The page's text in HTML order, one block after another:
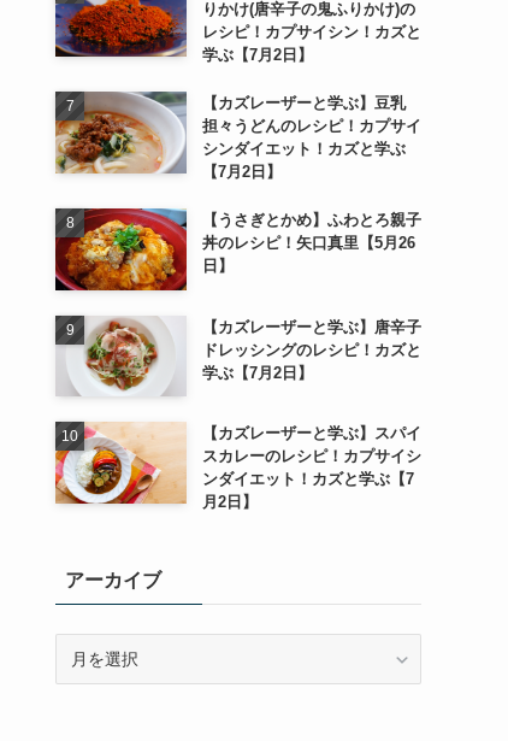
りかけ(唐辛子の鬼ふりかけ)の
レシピ！カプサイシン！カズと
学ぶ【7月2日】
【カズレーザーと学ぶ】豆乳
担々うどんのレシピ！カプサイ
シンダイエット！カズと学ぶ
【7月2日】
【うさぎとかめ】ふわとろ親子
丼のレシピ！矢口真里【5月26
日】
【カズレーザーと学ぶ】唐辛子
ドレッシングのレシピ！カズと
学ぶ【7月2日】
【カズレーザーと学ぶ】スパイ
スカレーのレシピ！カプサイシ
ンダイエット！カズと学ぶ【7
月2日】
アーカイブ